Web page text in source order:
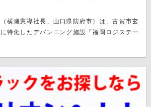
（横瀬憲導社長、山口県防府市）は、古賀市玄
特化したデバンニング施設「福岡ロジステー